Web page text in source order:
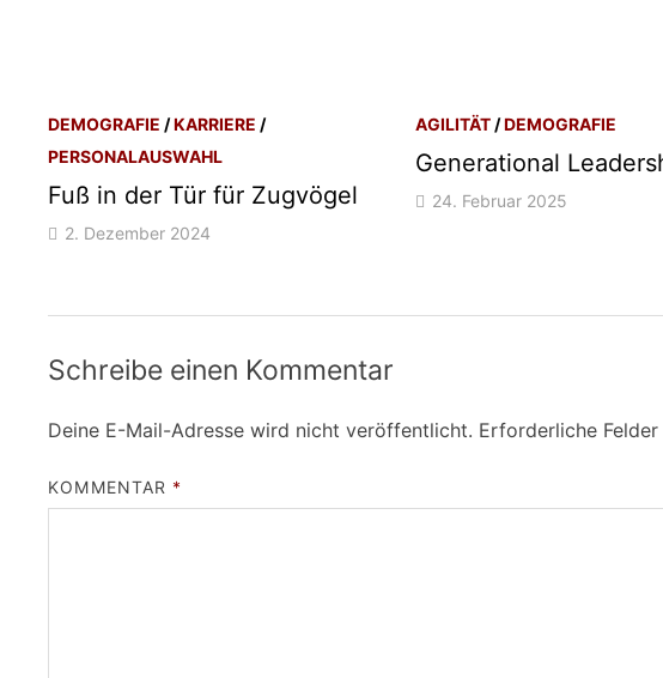
DEMOGRAFIE /KARRIERE /
PERSONALAUSWAHL
Fuß in der Tür für Zugvögel
2. Dezember 2024
AGILITÄT/DEMOGRAFIE
Generational
24. Februar 2025
Schreibe einen Kommentar
Deine E-Mail-Adresse wird nicht veröffentlicht. Erforderliche
KOMMENTAR *